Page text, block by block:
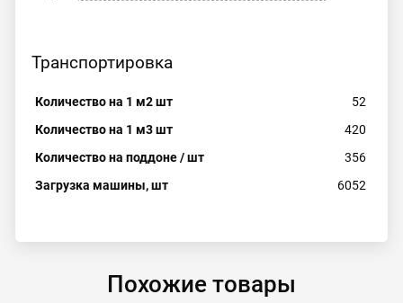
Транспортировка
Количество на 1 м2 шт
52
Количество на 1 м3 шт
420
Количество на поддоне / шт
356
Загрузка машины, шт
6052
Похожие товары